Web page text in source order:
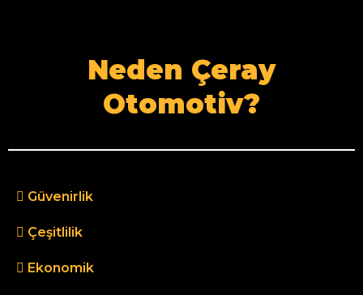
Neden Çeray
Otomotiv?
Güvenirlik
Çeşitlilik
Ekonomik